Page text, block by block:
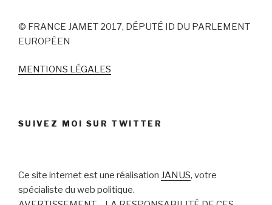
© FRANCE JAMET 2017, DÉPUTÉ ID DU PARLEMENT
EUROPÉEN
MENTIONS LÉGALES
SUIVEZ MOI SUR TWITTER
Ce site internet est une réalisation JANUS, votre
spécialiste du web politique.